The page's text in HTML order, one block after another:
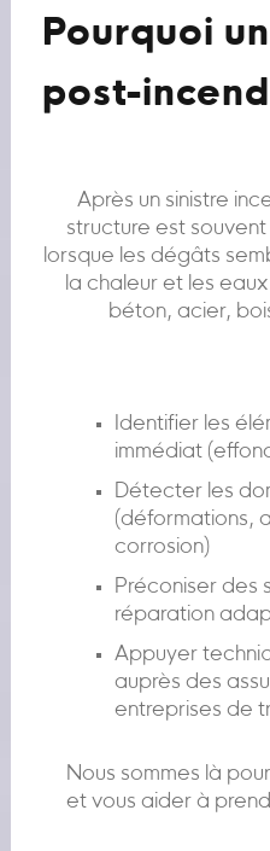
Pourquoi
post-
Après un sinistre
structure est
lorsque les dégâts
la chaleur et les
béton, acier,
Identifier les
immédiat
Détecter les
(déformations,
corrosion)
Préconiser des
réparation
Appuyer
auprès des
entreprises de
Nous sommes là
et vous aider à